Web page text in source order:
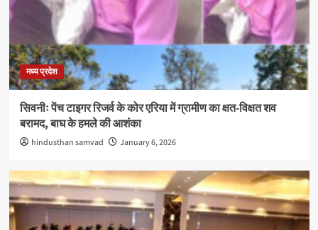
मध्य प्रदेश
सिवनीः पेंच टाइगर रिजर्व के कोर एरिया में ग्रामीण का क्षत-विक्षत शव
बरामद, बाघ के हमले की आशंका
hindusthan samvad January 6, 2026